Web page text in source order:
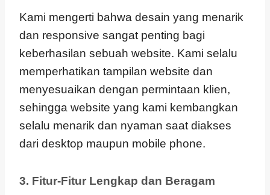
Kami mengerti bahwa desain yang menarik
dan responsive sangat penting bagi
keberhasilan sebuah website. Kami selalu
memperhatikan tampilan website dan
menyesuaikan dengan permintaan klien,
sehingga website yang kami kembangkan
selalu menarik dan nyaman saat diakses
dari desktop maupun mobile phone.
3. Fitur-Fitur Lengkap dan Beragam